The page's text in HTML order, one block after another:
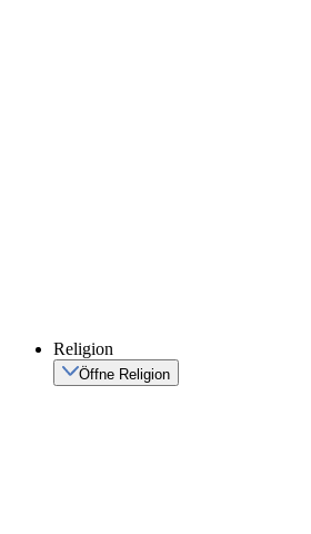
Religion
Öffne Religion